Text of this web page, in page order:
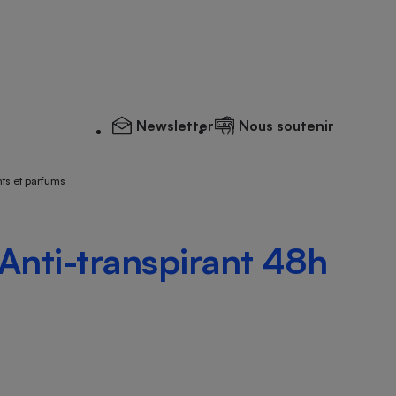
Newsletter Nous soutenir
et parfums
transpirant 48h